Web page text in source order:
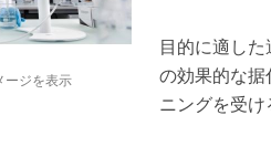
ージを表示
目的に適し
の効果的な据
ニングを受